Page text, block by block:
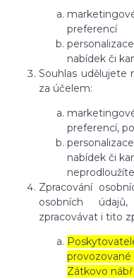
preferencí
nabídek či
Souhlas udělujete
za účelem:
preferencí,
nabídek či
neprodloužíte
Zpracování
osobních
zpracovávat i tito
provozované
Zátkovo